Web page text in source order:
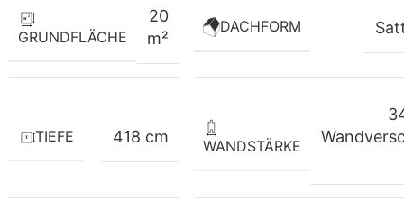
GRUNDFLÄCHE
20
m²
DACHFORM
TIEFE 418 cm
WANDSTÄRKE